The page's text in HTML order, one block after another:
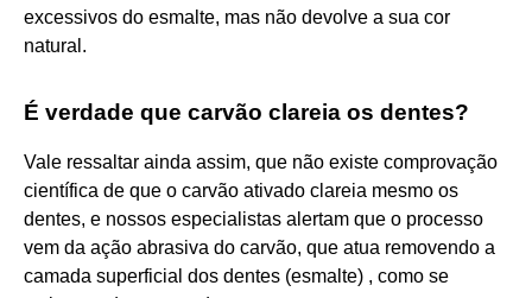
excessivos do esmalte, mas não devolve a sua cor
natural.
É verdade que carvão clareia os dentes?
Vale ressaltar ainda assim, que não existe comprovação
científica de que o carvão ativado clareia mesmo os
dentes, e nossos especialistas alertam que o processo
vem da ação abrasiva do carvão, que atua removendo a
camada superficial dos dentes (esmalte) , como se